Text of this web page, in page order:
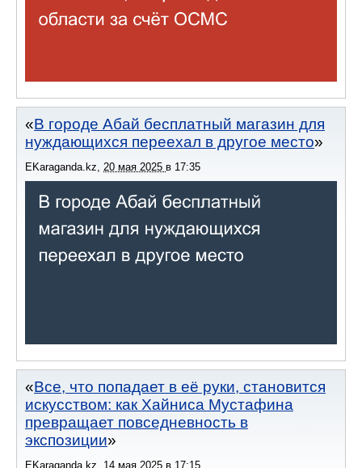
В городе Абай бесплатный магазин для
нуждающихся переехал в другое место
EKaraganda.kz 20 мая 2025 в 17:35
Все, что попадает в её руки, становится
искусством: как Хайниса Мустафина
превращает повседневность в
экспозиции
EKaraganda.kz 14 мая 2025 в 17:15